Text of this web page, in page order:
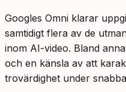
Googles Omni klarar
samtidigt flera av de
inom AI-video. Bland
och en känsla av att
trovärdighet under